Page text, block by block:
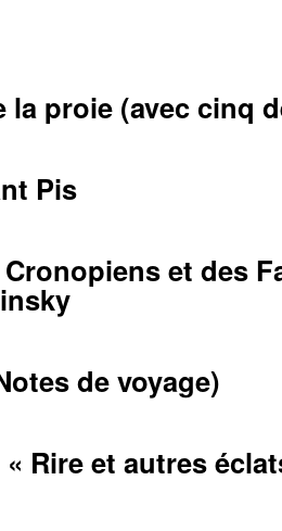
la proie (avec cinq
Pis
et des
de voyage)
« Rire et autres